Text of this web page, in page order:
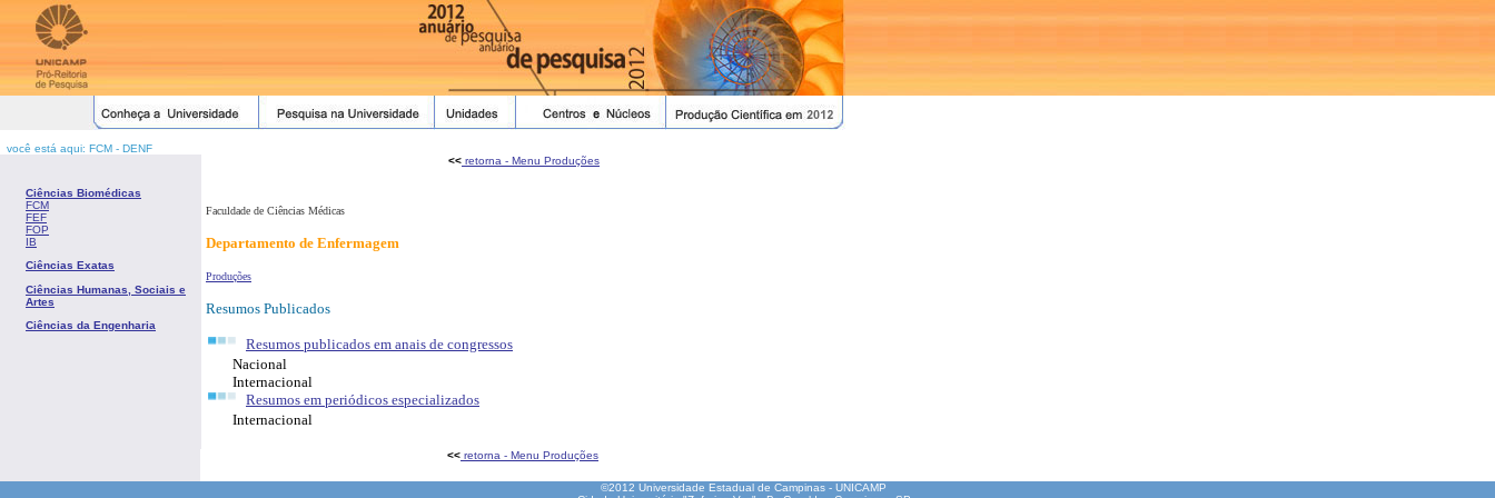
você está aqui: FCM - DENF
Ciências Biomédicas
FCM
FEF
FOP
IB
Ciências Exatas
Ciências Humanas, Sociais e
Artes
Ciências da Engenharia
<< retorna - Menu Produções
Faculdade de Ciências Médicas
Departamento de Enfermagem
Produções
Resumos Publicados
Resumos publicados em anais de congressos
Nacional
Internacional
Resumos em periódicos especializados
Internacional
<< retorna - Menu Produções
©2012 Universidade Estadual de Campinas - UNICAMP